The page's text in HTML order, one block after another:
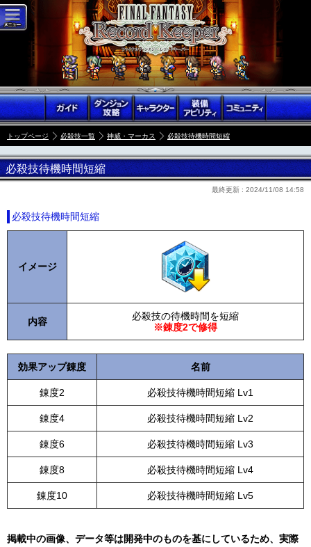
トップページ 必殺技一覧 神威・マーカス 必殺技待機時間短縮
必殺技待機時間短縮
最終更新 : 2024/11/08 14:58
必殺技待機時間短縮
イメージ
内容
必殺技の待機時間を短縮
※錬度2で修得
効果アップ錬度 名前
錬度2 必殺技待機時間短縮 Lv1
錬度4 必殺技待機時間短縮 Lv2
錬度6 必殺技待機時間短縮 Lv3
錬度8 必殺技待機時間短縮 Lv4
錬度10 必殺技待機時間短縮 Lv5
掲載中の画像、データ等は開発中のものを基にしているため、実際